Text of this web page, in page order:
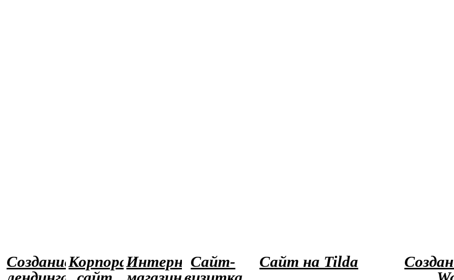
СозданиеКорпоративный
Интернет-Сайт-
Сайт на Tilda